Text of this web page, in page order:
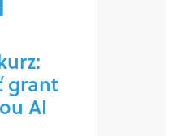
grant
AI